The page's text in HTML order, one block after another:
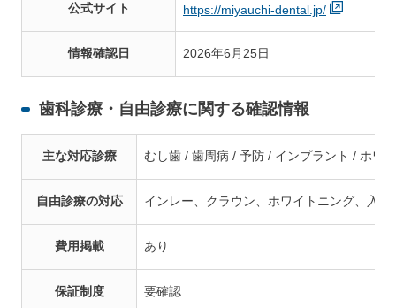
公式サイト https://miyauchi-dental.jp/
情報確認日 2026年6月25日
歯科診療・自由診療に関する確認情報
主な対応診療 むし歯 / 歯周病 / 予防 / インプラント / ホワ
自由診療の対応 インレー、クラウン、ホワイトニング、入
費用掲載 あり
保証制度 要確認